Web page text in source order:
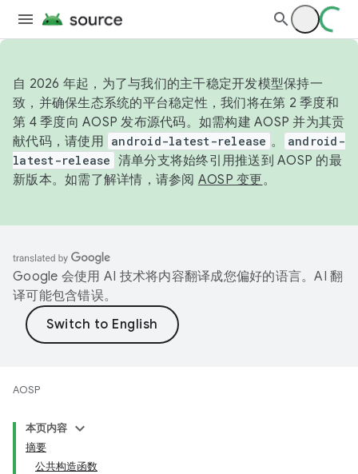
自 2026 年起，为了与我们的主干稳定开发模型保持一
致，并确保生态系统的平台稳定性，我们将在第 2 季度和
第 4 季度向 AOSP 发布源代码。如需构建 AOSP 并为其贡
献代码，请使用 android-latest-release 。
android-
latest-release 清单分支将始终引用推送到 AOSP 的最
新版本。如需了解详情，请参阅 AOSP 变更。
Google 会使用 AI 技术将内容翻译成您偏好的语言。AI 翻
译可能包含错误。
AOSP
本页内容
摘要
公共构造函数